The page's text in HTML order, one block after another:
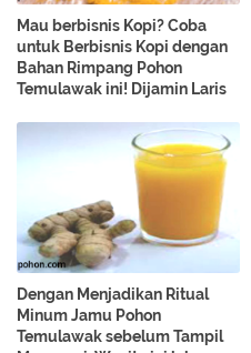
Mau berbisnis Kopi? Coba
untuk Berbisnis Kopi dengan
Bahan Rimpang Pohon
Temulawak ini! Dijamin Laris
Dengan Menjadikan Ritual
Minum Jamu Pohon
Temulawak sebelum Tampil